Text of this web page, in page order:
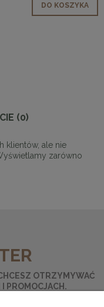
DO KOSZYKA
(0)
klientów, ale nie
zarówno
OTRZYMYWAĆ
I PROMOCJACH.